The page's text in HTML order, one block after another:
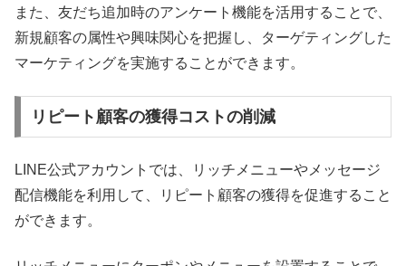
また、友だち追加時のアンケート機能を活用することで、
新規顧客の属性や興味関心を把握し、ターゲティングした
マーケティングを実施することができます。
リピート顧客の獲得コストの削減
LINE公式アカウントでは、リッチメニューやメッセージ
配信機能を利用して、リピート顧客の獲得を促進すること
ができます。